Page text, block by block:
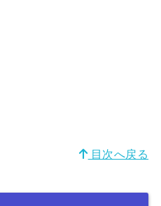
目次へ戻る